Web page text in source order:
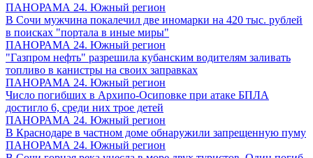
ПАНОРАМА 24. Южный регион
В Сочи мужчина покалечил две иномарки на 420 тыс. рублей
в поисках "портала в иные миры"
ПАНОРАМА 24. Южный регион
"Газпром нефть" разрешила кубанским водителям заливать
топливо в канистры на своих заправках
ПАНОРАМА 24. Южный регион
Число погибших в Архипо-Осиповке при атаке БПЛА
достигло 6, среди них трое детей
ПАНОРАМА 24. Южный регион
В Краснодаре в частном доме обнаружили запрещенную пуму
ПАНОРАМА 24. Южный регион